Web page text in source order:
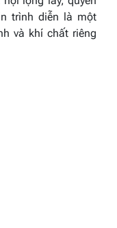
trình diễn là một
và khí chất riêng